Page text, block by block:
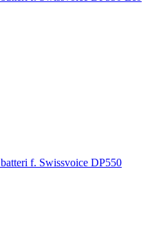
batteri f. Swissvoice DP550